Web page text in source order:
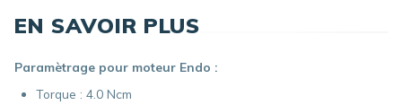
EN SAVOIR PLUS
Paramètrage pour moteur Endo :
Torque : 4.0 Ncm